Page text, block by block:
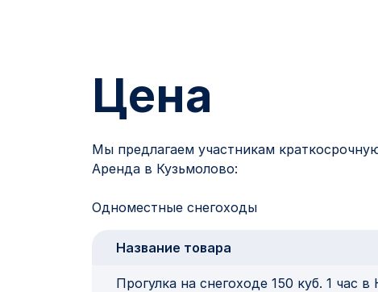
Цена
Мы предлагаем участникам
Аренда в Кузьмолово:
Одноместные снегоходы
Название товара
Прогулка на снегоходе 150 куб. 1 час в